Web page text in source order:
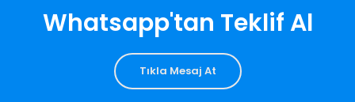
Whatsapp'tan Teklif Al
Tıkla Mesaj At